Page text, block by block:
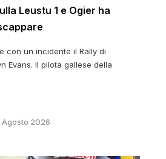
Leustu 1 e Ogier ha
con un incidente il Rally di
Evans. Il pilota gallese della
Agosto 2026